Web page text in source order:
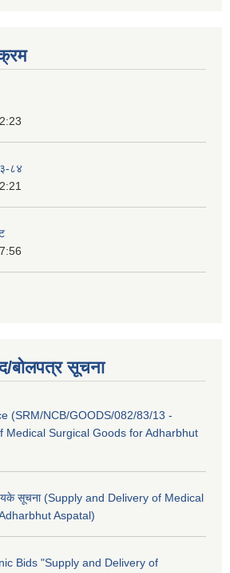
८४
बोलपत्र सूचना
(SRM/NCB/GOODS/082/83/13 -
Medical Surgical Goods for Adharbhut
सूचना (Supply and Delivery of Medical
Aspatal)
Bids "Supply and Delivery of